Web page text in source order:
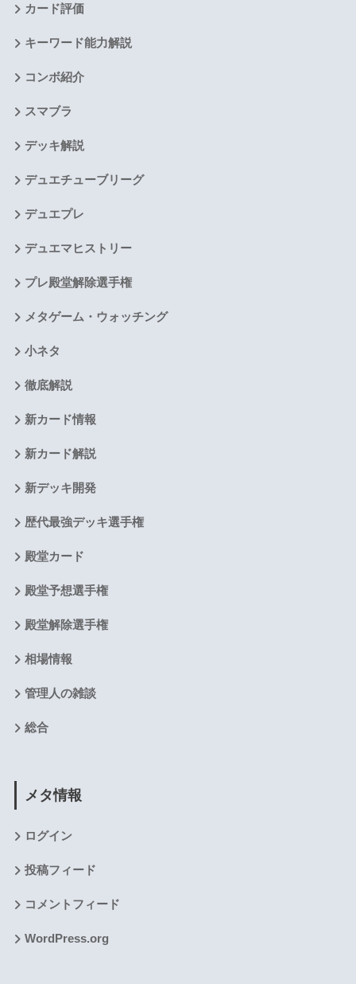
カード評価
キーワード能力解説
コンボ紹介
スマブラ
デッキ解説
デュエチューブリーグ
デュエプレ
デュエマヒストリー
プレ殿堂解除選手権
メタゲーム・ウォッチング
小ネタ
徹底解説
新カード情報
新カード解説
新デッキ開発
歴代最強デッキ選手権
殿堂カード
殿堂予想選手権
殿堂解除選手権
相場情報
管理人の雑談
総合
メタ情報
ログイン
投稿フィード
コメントフィード
WordPress.org